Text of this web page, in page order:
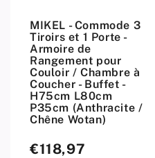
MIKEL - Commode 3
Tiroirs et 1 Porte -
Armoire de
Rangement pour
Couloir / Chambre à
Coucher - Buffet -
H75cm L80cm
P35cm (Anthracite /
Chêne Wotan)
Prix
€118,97